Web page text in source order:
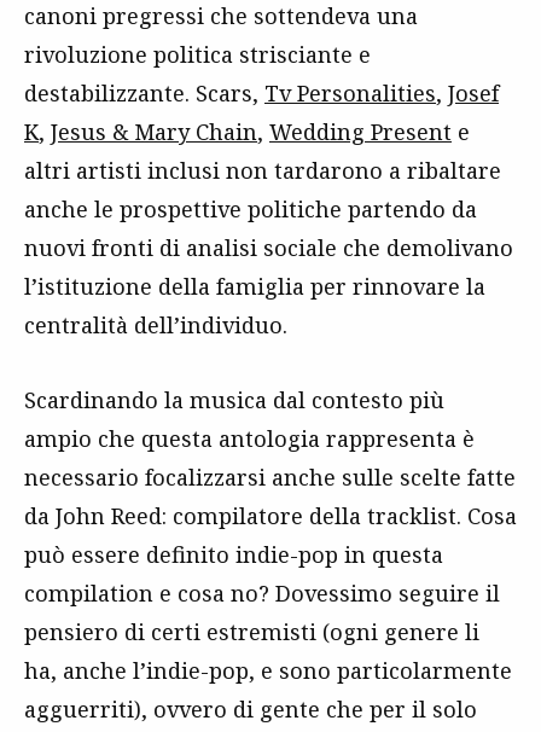
canoni pregressi che sottendeva una
rivoluzione politica strisciante e
destabilizzante. Scars, Tv Personalities, Josef
K, Jesus & Mary Chain, Wedding Present e
altri artisti inclusi non tardarono a ribaltare
anche le prospettive politiche partendo da
nuovi fronti di analisi sociale che demolivano
l’istituzione della famiglia per rinnovare la
centralità dell’individuo.
Scardinando la musica dal contesto più
ampio che questa antologia rappresenta è
necessario focalizzarsi anche sulle scelte fatte
da John Reed: compilatore della tracklist. Cosa
può essere definito indie-pop in questa
compilation e cosa no? Dovessimo seguire il
pensiero di certi estremisti (ogni genere li
ha, anche l’indie-pop, e sono particolarmente
agguerriti), ovvero di gente che per il solo